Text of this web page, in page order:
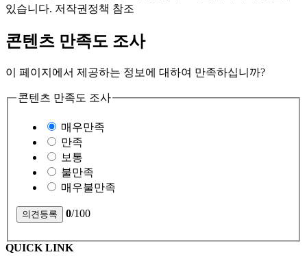
있습니다. 저작권정책 참조
콘텐츠 만족도 조사
이 페이지에서 제공하는 정보에 대하여 만족하십니까?
콘텐츠 만족도 조사
매우만족
만족
보통
불만족
매우불만족
0/100
QUICK LINK